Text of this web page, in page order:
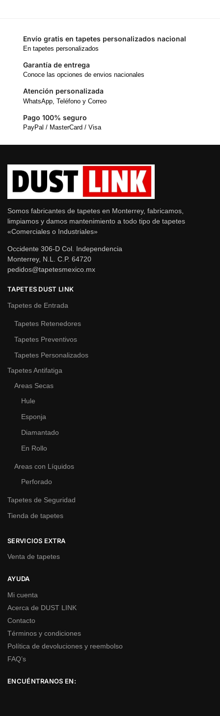
Envío gratis en tapetes personalizados nacional
En tapetes personalizados
Garantía de entrega
Conoce las opciones de envios nacionales
Atención personalizada
WhatsApp, Teléfono y Correo
Pago 100% seguro
PayPal / MasterCard / Visa
Somos fabricantes de tapetes en Monterrey, fabricamos,
limpiamos y damos mantenimiento a todo tipo de tapetes
«Comerciales o Industriales»
Occidente 306-D Col. Independencia
Monterrey, N.L. C.P. 64720
pedidos@tapetesmexico.mx
TAPETES DUST LINK
Tapetes de Entrada
Tapetes Retenedores
Tapetes Preventivos
Tapetes Personalizados
Tapetes Antifatiga
Areas Secas
Hule
Esponja
Diamantado
En Rollo
Areas con Líquidos
Perforado
Tapetes de Seguridad
Tienda de tapetes
SERVICIOS EXTRA
Venta de tapetes
AYUDA
Mi cuenta
Acerca de DUST LINK
Contacto
Términos y condiciones
Política de devoluciones y reembolso
FAQ’s
ENCUÉNTRANOS EN: